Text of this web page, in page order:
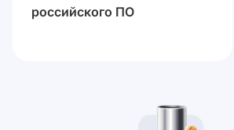
российского ПО